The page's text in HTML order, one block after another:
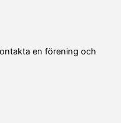
en förening och